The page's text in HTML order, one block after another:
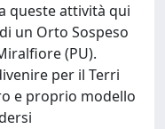
queste attività qui
un Orto Sospeso
(PU).
per il Terri
e proprio modello